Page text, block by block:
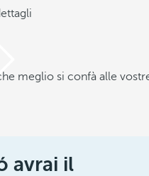
meglio si confà alle
avrai il